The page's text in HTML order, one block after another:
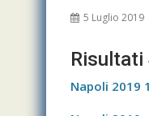
5 Luglio 2019
Risultati
Napoli 2019